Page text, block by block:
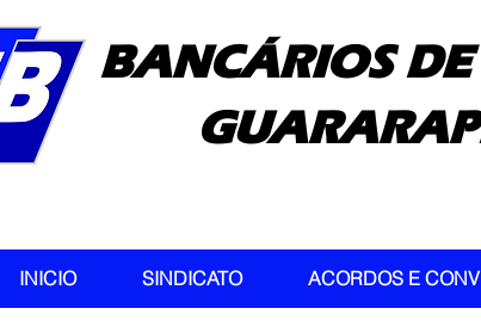
BANCÁRIOS
INICIO SINDICATO ACORDOS E